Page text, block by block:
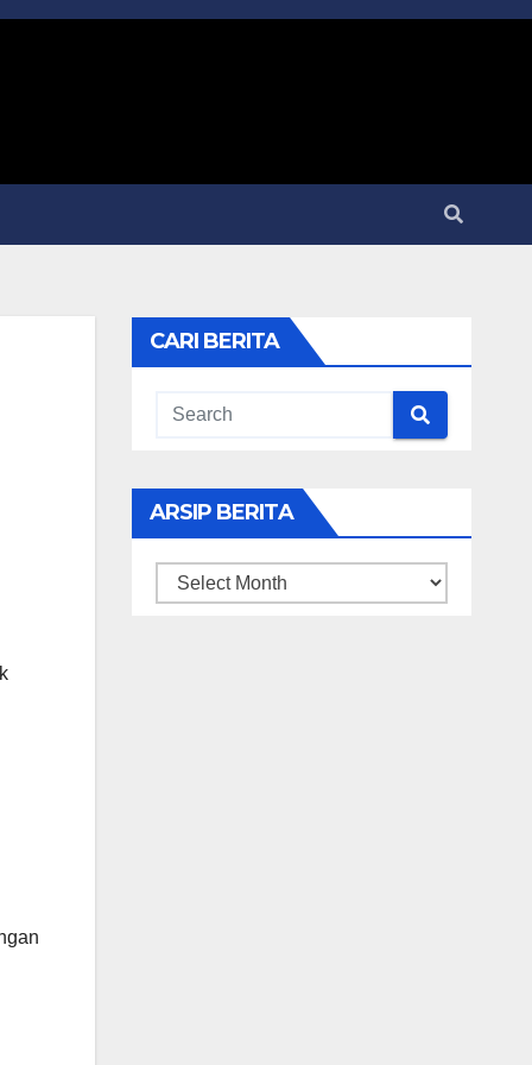
CARI BERITA
ARSIP BERITA
ARSIP